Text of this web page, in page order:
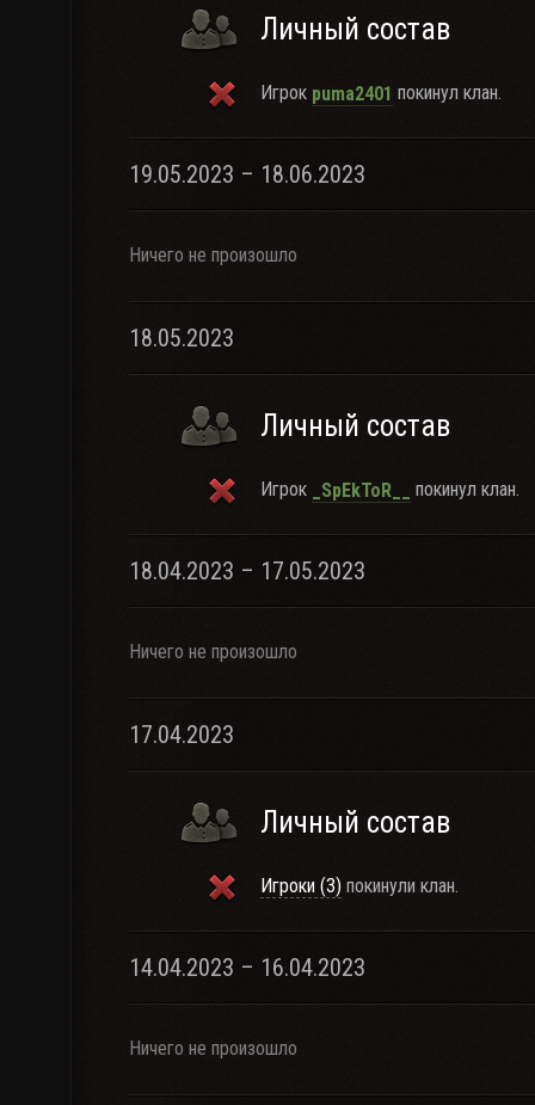
Личный состав
Игрок puma2401 покинул клан.
19.05.2023 – 18.06.2023
Ничего не произошло
18.05.2023
Личный состав
Игрок _SpEkToR__ покинул клан.
18.04.2023 – 17.05.2023
Ничего не произошло
17.04.2023
Личный состав
Игроки (3) покинули клан.
14.04.2023 – 16.04.2023
Ничего не произошло